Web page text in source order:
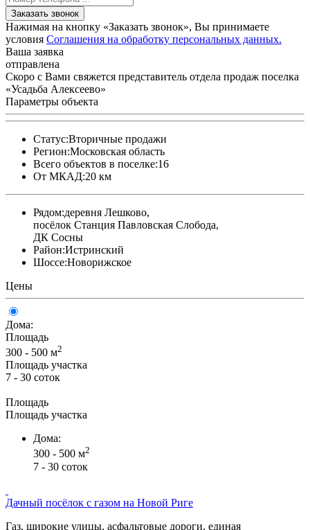
Заказать звонок
Нажимая на кнопку «Заказать звонок», Вы принимаете
условия Соглашения на обработку персональных данных.
Ваша заявка
отправлена
Скоро с Вами свяжется представитель отдела продаж поселка
«Усадьба Алексеево»
Параметры объекта
Статус:Вторичные продажи
Регион:Московская область
Всего объектов в поселке:16
От МКАД:20 км
Рядом:деревня Лешково,
посёлок Станция Павловская Слобода,
ДК Сосны
Район:Истринский
Шоссе:Новорижское
Цены
Дома:
Площадь
300 - 500 м2
Площадь участка
7 - 30 соток
Площадь
Площадь участка
Дома:
300 - 500 м2
7 - 30 соток
Дачный посёлок с газом на Новой Риге
Газ, широкие улицы, асфальтовые дороги, единая